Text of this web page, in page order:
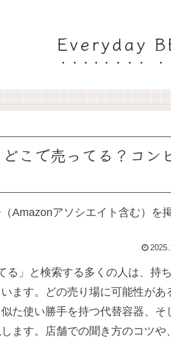
Everyday
こで売ってる？コン
アソシエイト含む）を
」と検索する多くの人は、持
ます。どの売り場に可能性があ
た使い勝手を持つ代替容器、そ
ます。店舗での聞き方のコツや